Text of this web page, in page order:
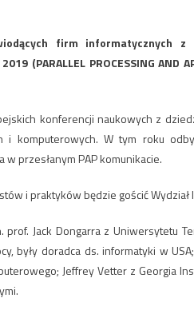
firm informatycznych
(PARALLEL PROCESSING AND
konferencji naukowych z
i komputerowych. W tym roku
przesłanym PAP komunikacie.
i praktyków będzie gościć Wydział
Jack Dongarra z Uniwersytetu
były doradca ds. informatyki w
Jeffrey Vetter z Georgia